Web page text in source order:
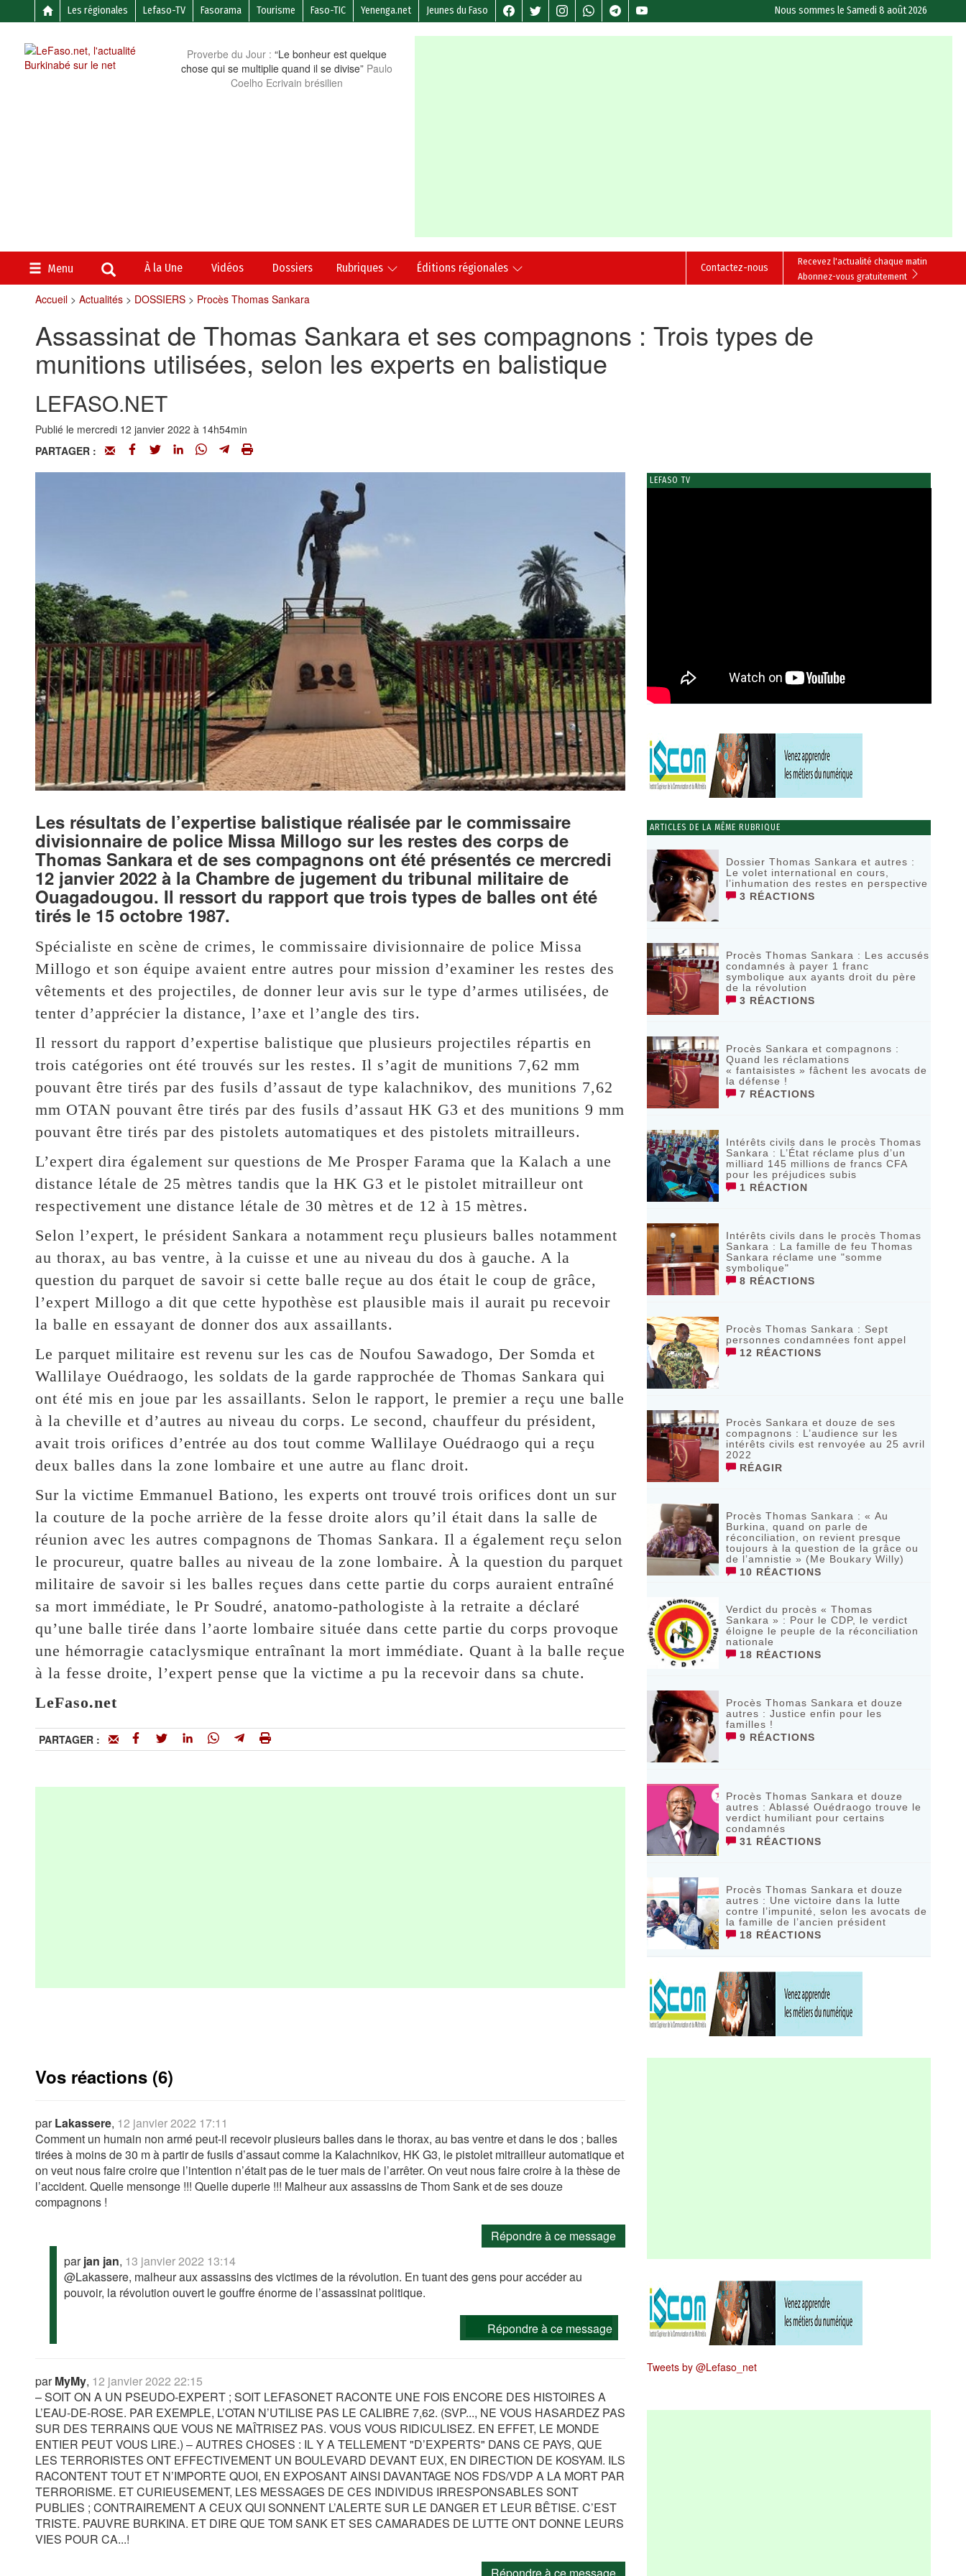
Les régionales Lefaso-TV Fasorama Tourisme Faso-TIC Yenenga.net Jeunes du Faso Nous sommes leSamedi 8 août 2026
Proverbe du Jour : “Le bonheur est quelque
chose qui se multiplie quand il se divise” Paulo
Coelho Ecrivain brésilien
Menu À la Une Vidéos Dossiers Rubriques Éditions régionales
Recevez l'actualité chaque matin
Abonnez-vous gratuitement
Contactez-nous
Accueil> Actualités> DOSSIERS> Procès Thomas Sankara
Assassinat de Thomas Sankara et ses compagnons : Trois types de
munitions utilisées, selon les experts en balistique
LEFASO.NET
Publié le mercredi 12 janvier 2022 à 14h54min
PARTAGER :
Les résultats de l’expertise balistique réalisée par le commissaire
divisionnaire de police Missa Millogo sur les restes des corps de
Thomas Sankara et de ses compagnons ont été présentés ce mercredi
12 janvier 2022 à la Chambre de jugement du tribunal militaire de
Ouagadougou. Il ressort du rapport que trois types de balles ont été
tirés le 15 octobre 1987.
Spécialiste en scène de crimes, le commissaire divisionnaire de police Missa
Millogo et son équipe avaient entre autres pour mission d’examiner les restes des
vêtements et des projectiles, de donner leur avis sur le type d’armes utilisées, de
tenter d’apprécier la distance, l’axe et l’angle des tirs.
Il ressort du rapport d’expertise balistique que plusieurs projectiles répartis en
trois catégories ont été trouvés sur les restes. Il s’agit de munitions 7,62 mm
pouvant être tirés par des fusils d’assaut de type kalachnikov, des munitions 7,62
mm OTAN pouvant être tirés par des fusils d’assaut HK G3 et des munitions 9 mm
pouvant être tirés par des pistolets automatiques et des pistolets mitrailleurs.
L’expert dira également sur questions de Me Prosper Farama que la Kalach a une
distance létale de 25 mètres tandis que la HK G3 et le pistolet mitrailleur ont
respectivement une distance létale de 30 mètres et de 12 à 15 mètres.
Selon l’expert, le président Sankara a notamment reçu plusieurs balles notamment
au thorax, au bas ventre, à la cuisse et une au niveau du dos à gauche. A la
question du parquet de savoir si cette balle reçue au dos était le coup de grâce,
l’expert Millogo a dit que cette hypothèse est plausible mais il aurait pu recevoir
la balle en essayant de donner dos aux assaillants.
Le parquet militaire est revenu sur les cas de Noufou Sawadogo, Der Somda et
Wallilaye Ouédraogo, les soldats de la garde rapprochée de Thomas Sankara qui
ont été mis en joue par les assaillants. Selon le rapport, le premier a reçu une balle
à la cheville et d’autres au niveau du corps. Le second, chauffeur du président,
avait trois orifices d’entrée au dos tout comme Wallilaye Ouédraogo qui a reçu
deux balles dans la zone lombaire et une autre au flanc droit.
Sur la victime Emmanuel Bationo, les experts ont trouvé trois orifices dont un sur
la couture de la poche arrière de la fesse droite alors qu’il était dans la salle de
réunion avec les autres compagnons de Thomas Sankara. Il a également reçu selon
le procureur, quatre balles au niveau de la zone lombaire. À la question du parquet
militaire de savoir si les balles reçues dans cette partie du corps auraient entraîné
sa mort immédiate, le Pr Soudré, anatomo-pathologiste à la retraite a déclaré
qu’une balle tirée dans l’aorte lombaire située dans cette partie du corps provoque
une hémorragie cataclysmique entraînant la mort immédiate. Quant à la balle reçue
à la fesse droite, l’expert pense que la victime a pu la recevoir dans sa chute.
LeFaso.net
PARTAGER :
Vos réactions (6)
parLakassere, 12 janvier 2022 17:11
Comment un humain non armé peut-il recevoir plusieurs balles dans le thorax, au bas ventre et dans le dos ; balles
tirées à moins de 30 m à partir de fusils d’assaut comme la Kalachnikov, HK G3, le pistolet mitrailleur automatique et
on veut nous faire croire que l’intention n’était pas de le tuer mais de l’arrêter. On veut nous faire croire à la thèse de
l’accident. Quelle mensonge !!! Quelle duperie !!! Malheur aux assassins de Thom Sank et de ses douze
compagnons !
Répondre à ce message
parjan jan, 13 janvier 2022 13:14
@Lakassere, malheur aux assassins des victimes de la révolution. En tuant des gens pour accéder au
pouvoir, la révolution ouvert le gouffre énorme de l’assassinat politique.
Répondre à ce message
parMyMy, 12 janvier 2022 22:15
– SOIT ON A UN PSEUDO-EXPERT ; SOIT LEFASONET RACONTE UNE FOIS ENCORE DES HISTOIRES A
L’EAU-DE-ROSE. PAR EXEMPLE, L’OTAN N’UTILISE PAS LE CALIBRE 7,62. (SVP..., NE VOUS HASARDEZ PAS
SUR DES TERRAINS QUE VOUS NE MAÎTRISEZ PAS. VOUS VOUS RIDICULISEZ. EN EFFET, LE MONDE
ENTIER PEUT VOUS LIRE.) – AUTRES CHOSES : IL Y A TELLEMENT "D’EXPERTS" DANS CE PAYS, QUE
LES TERRORISTES ONT EFFECTIVEMENT UN BOULEVARD DEVANT EUX, EN DIRECTION DE KOSYAM. ILS
RACONTENT TOUT ET N’IMPORTE QUOI, EN EXPOSANT AINSI DAVANTAGE NOS FDS/VDP A LA MORT PAR
TERRORISME. ET CURIEUSEMENT, LES MESSAGES DE CES INDIVIDUS IRRESPONSABLES SONT
PUBLIES ; CONTRAIREMENT A CEUX QUI SONNENT L’ALERTE SUR LE DANGER ET LEUR BÊTISE. C’EST
TRISTE. PAUVRE BURKINA. ET DIRE QUE TOM SANK ET SES CAMARADES DE LUTTE ONT DONNE LEURS
VIES POUR CA...!
Répondre à ce message
LEFASO TV
ARTICLES DE LA MÊME RUBRIQUE
Dossier Thomas Sankara et autres :
Le volet international en cours,
l’inhumation des restes en perspective
3 RÉACTIONS
Procès Thomas Sankara : Les accusés
condamnés à payer 1 franc
symbolique aux ayants droit du père
de la révolution
3 RÉACTIONS
Procès Sankara et compagnons :
Quand les réclamations
« fantaisistes » fâchent les avocats de
la défense !
7 RÉACTIONS
Intérêts civils dans le procès Thomas
Sankara : L’État réclame plus d’un
milliard 145 millions de francs CFA
pour les préjudices subis
1 RÉACTION
Intérêts civils dans le procès Thomas
Sankara : La famille de feu Thomas
Sankara réclame une "somme
symbolique"
8 RÉACTIONS
Procès Thomas Sankara : Sept
personnes condamnées font appel
12 RÉACTIONS
Procès Sankara et douze de ses
compagnons : L’audience sur les
intérêts civils est renvoyée au 25 avril
2022
RÉAGIR
Procès Thomas Sankara : « Au
Burkina, quand on parle de
réconciliation, on revient presque
toujours à la question de la grâce ou
de l’amnistie » (Me Boukary Willy)
10 RÉACTIONS
Verdict du procès « Thomas
Sankara » : Pour le CDP, le verdict
éloigne le peuple de la réconciliation
nationale
18 RÉACTIONS
Procès Thomas Sankara et douze
autres : Justice enfin pour les
familles !
9 RÉACTIONS
Procès Thomas Sankara et douze
autres : Ablassé Ouédraogo trouve le
verdict humiliant pour certains
condamnés
31 RÉACTIONS
Procès Thomas Sankara et douze
autres : Une victoire dans la lutte
contre l’impunité, selon les avocats de
la famille de l’ancien président
18 RÉACTIONS
Tweets by @Lefaso_net